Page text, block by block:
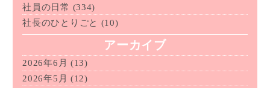
社員の日常 (334)
社長のひとりごと (10)
アーカイブ
2026年6月 (13)
2026年5月 (12)